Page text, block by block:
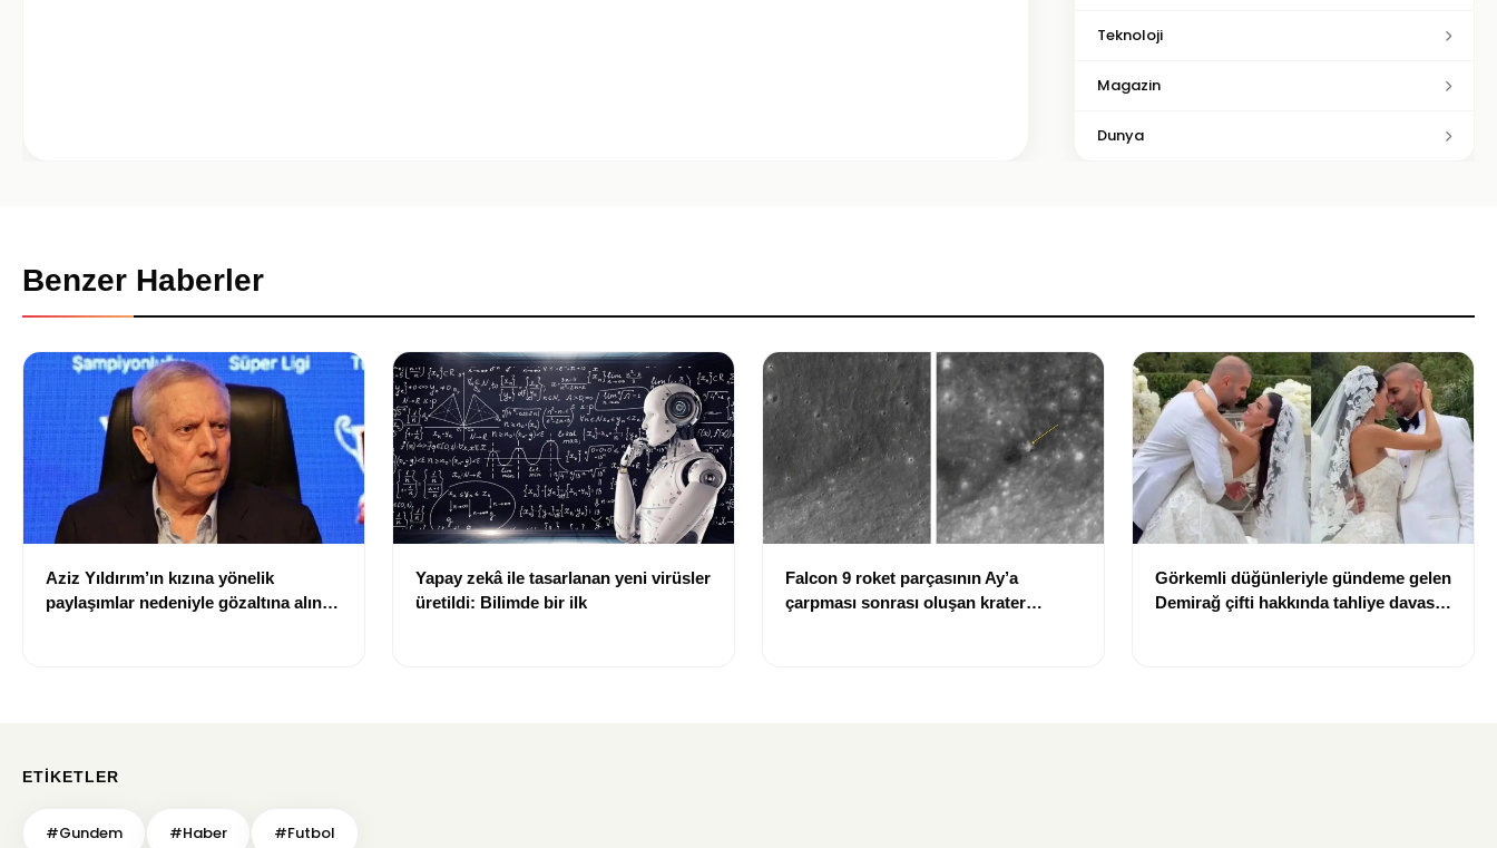
Teknoloji
Magazin
Dunya
Benzer Haberler
Aziz Yıldırım’ın kızına yönelik
paylaşımlar nedeniyle gözaltına alınan
Yapay zekâ ile tasarlanan yeni virüsler
üretildi: Bilimde bir ilk
Falcon 9 roket parçasının Ay’a
çarpması sonrası oluşan krater
Görkemli düğünleriyle gündeme gelen
Demirağ çifti hakkında tahliye davası
ETIKETLER
#Gundem #Haber #Futbol